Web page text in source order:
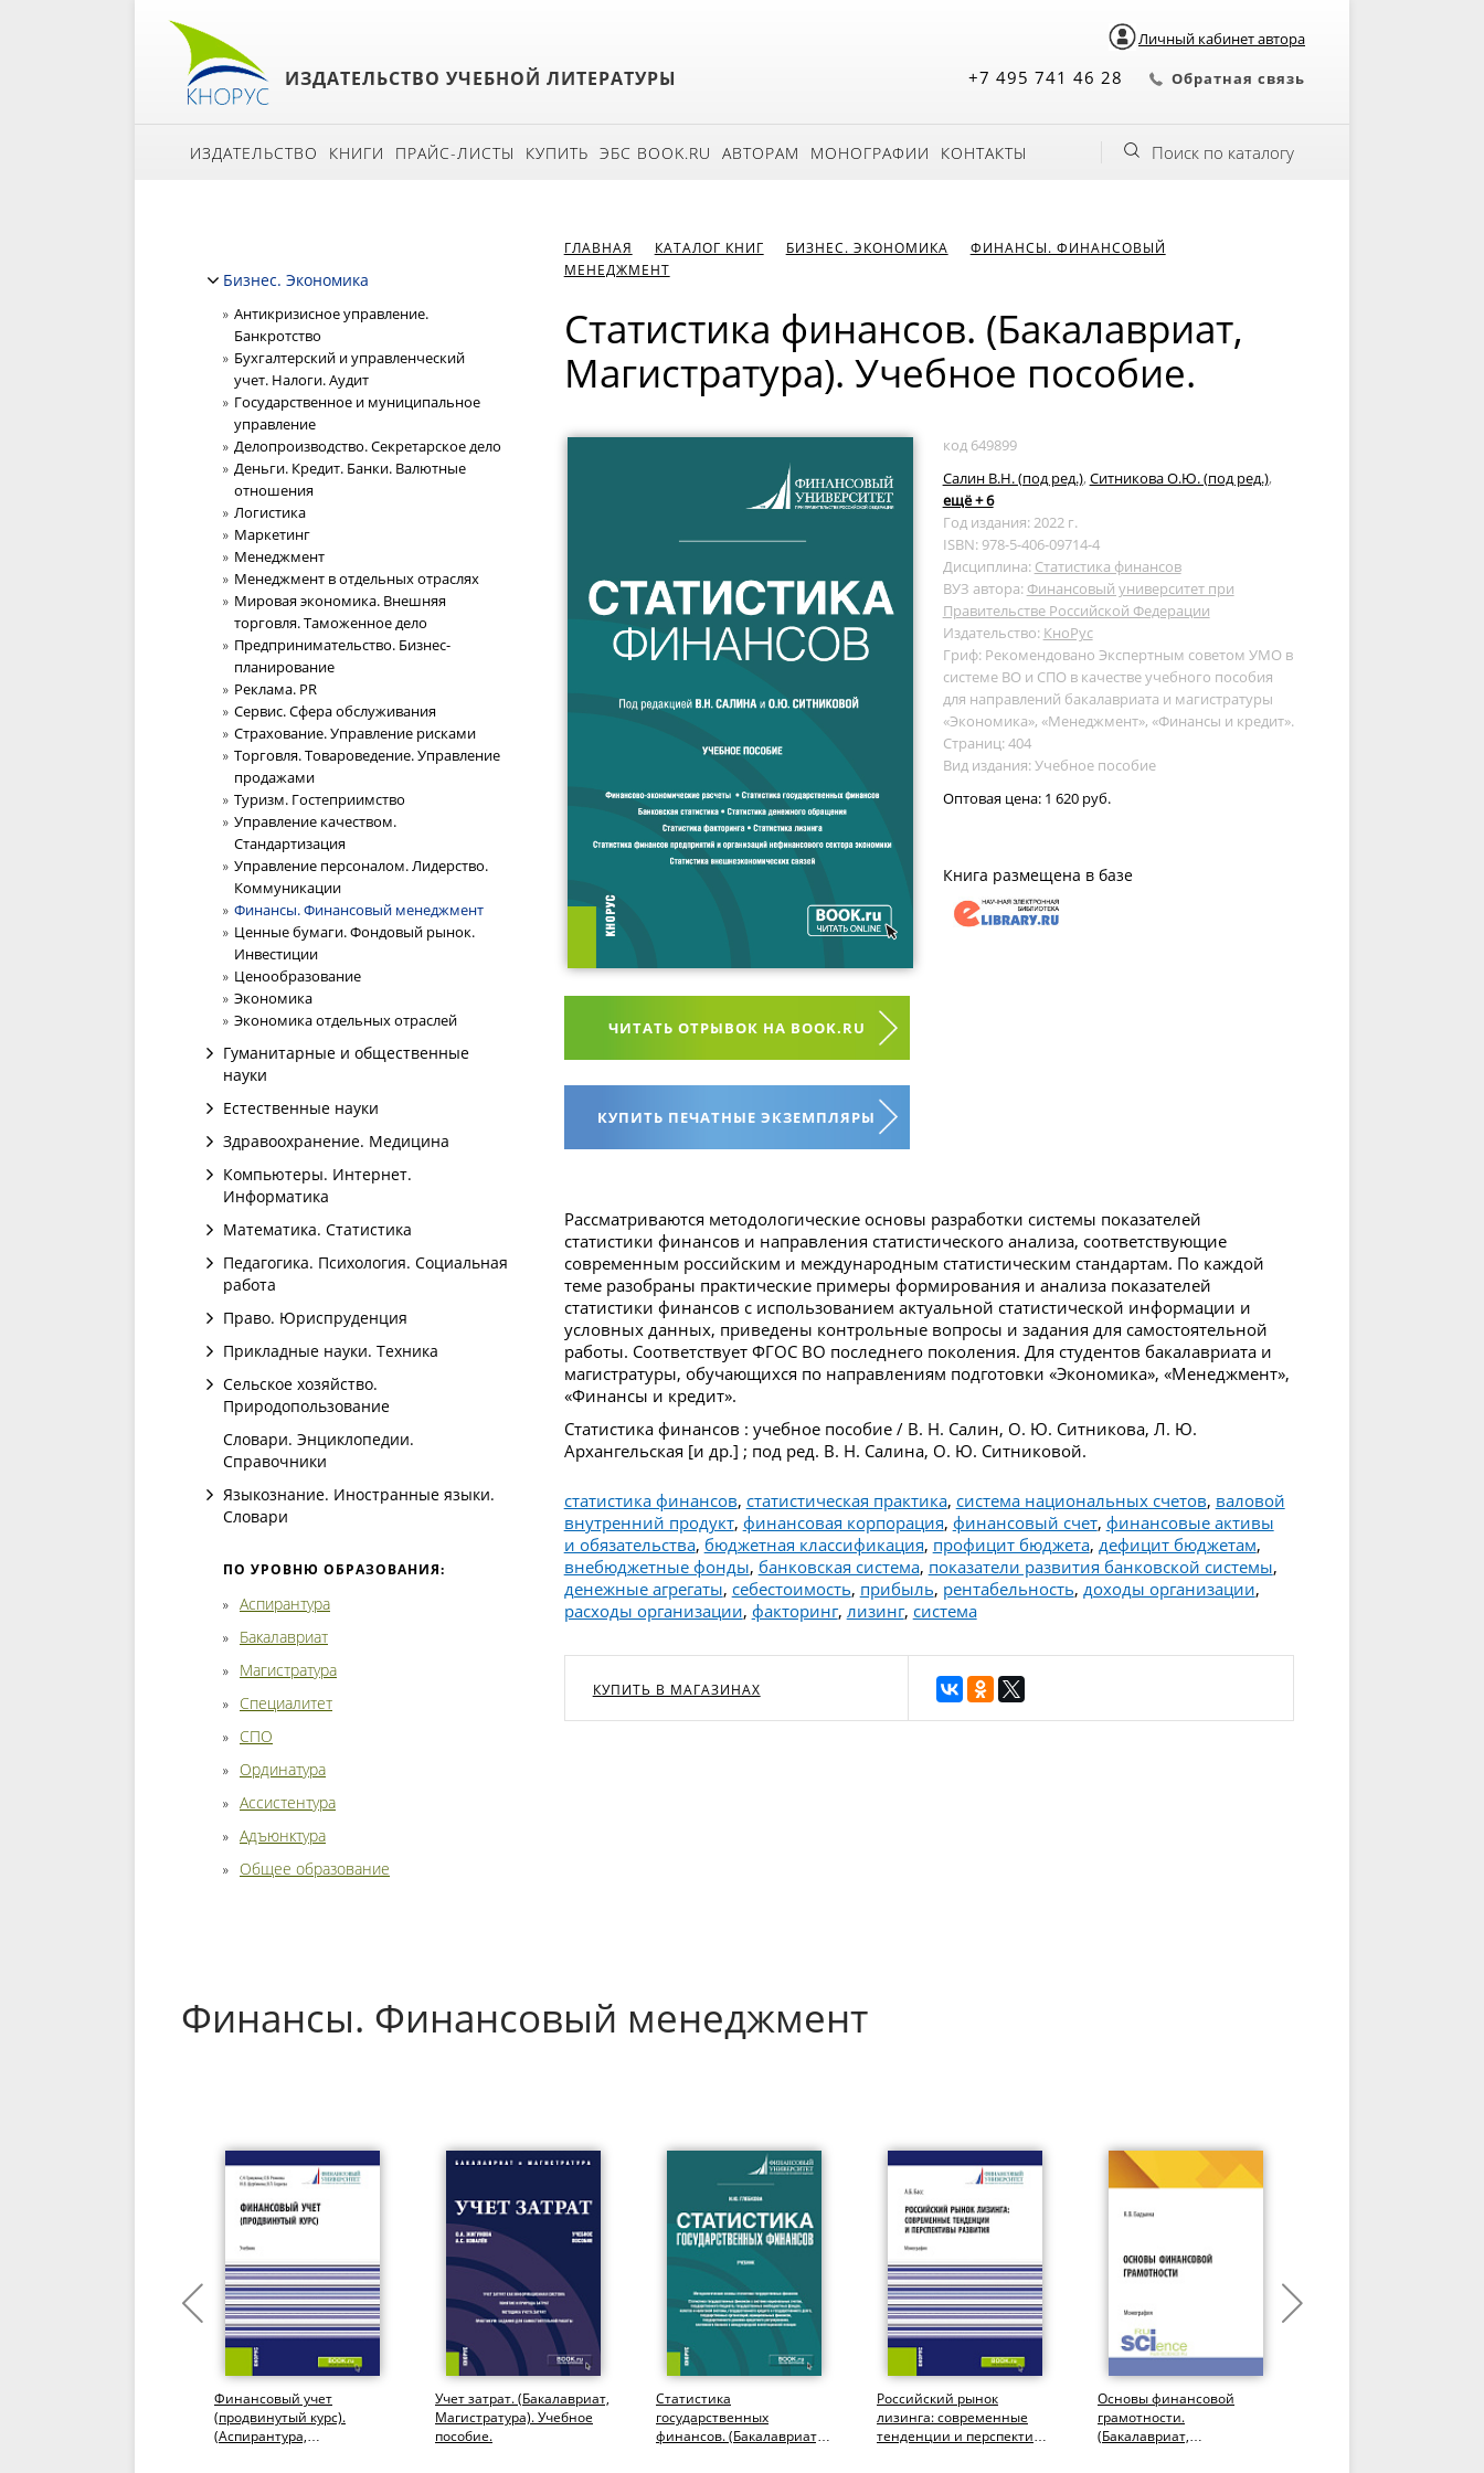
Личный кабинет автора
ИЗДАТЕЛЬСТВО УЧЕБНОЙ ЛИТЕРАТУРЫ +7 495 741 46 28 Обратная связь
ИЗДАТЕЛЬСТВО КНИГИ ПРАЙС-ЛИСТЫ КУПИТЬ ЭБС BOOK.RU АВТОРАМ МОНОГРАФИИ КОНТАКТЫ Поиск по каталогу
Бизнес. Экономика
Антикризисное управление.
Банкротство
Бухгалтерский и управленческий
учет. Налоги. Аудит
Государственное и муниципальное
управление
Делопроизводство. Секретарское дело
Деньги. Кредит. Банки. Валютные
отношения
Логистика
Маркетинг
Менеджмент
Менеджмент в отдельных отраслях
Мировая экономика. Внешняя
торговля. Таможенное дело
Предпринимательство. Бизнес-
планирование
Реклама. PR
Сервис. Сфера обслуживания
Страхование. Управление рисками
Торговля. Товароведение. Управление
продажами
Туризм. Гостеприимство
Управление качеством.
Стандартизация
Управление персоналом. Лидерство.
Коммуникации
Финансы. Финансовый менеджмент
Ценные бумаги. Фондовый рынок.
Инвестиции
Ценообразование
Экономика
Экономика отдельных отраслей
Гуманитарные и общественные
науки
Естественные науки
Здравоохранение. Медицина
Компьютеры. Интернет.
Информатика
Математика. Статистика
Педагогика. Психология. Социальная
работа
Право. Юриспруденция
Прикладные науки. Техника
Сельское хозяйство.
Природопользование
Словари. Энциклопедии.
Справочники
Языкознание. Иностранные языки.
Словари
ПО УРОВНЮ ОБРАЗОВАНИЯ:
Аспирантура
Бакалавриат
Магистратура
Специалитет
СПО
Ординатура
Ассистентура
Адъюнктура
Общее образование
ГЛАВНАЯ КАТАЛОГ КНИГ БИЗНЕС. ЭКОНОМИКА
ФИНАНСЫ. ФИНАНСОВЫЙ
МЕНЕДЖМЕНТ
Статистика финансов. (Бакалавриат,
Магистратура). Учебное пособие.
ЧИТАТЬ ОТРЫВОК НА BOOK.RU
КУПИТЬ ПЕЧАТНЫЕ ЭКЗЕМПЛЯРЫ
код 649899
Салин В.Н. (под ред.), Ситникова О.Ю. (под ред.),
ещё + 6
Год издания: 2022 г.
ISBN: 978-5-406-09714-4
Дисциплина: Статистика финансов
ВУЗ автора: Финансовый университет при
Правительстве Российской Федерации
Издательство: КноРус
Гриф: Рекомендовано Экспертным советом УМО в
системе ВО и СПО в качестве учебного пособия
для направлений бакалавриата и магистратуры
«Экономика», «Менеджмент», «Финансы и кредит».
Страниц: 404
Вид издания: Учебное пособие
Оптовая цена: 1 620 руб.
Книга размещена в базе
Рассматриваются методологические основы разработки системы показателей
статистики финансов и направления статистического анализа, соответствующие
современным российским и международным статистическим стандартам. По каждой
теме разобраны практические примеры формирования и анализа показателей
статистики финансов с использованием актуальной статистической информации и
условных данных, приведены контрольные вопросы и задания для самостоятельной
работы. Соответствует ФГОС ВО последнего поколения. Для студентов бакалавриата и
магистратуры, обучающихся по направлениям подготовки «Экономика», «Менеджмент»,
«Финансы и кредит».
Статистика финансов : учебное пособие / В. Н. Салин, О. Ю. Ситникова, Л. Ю.
Архангельская [и др.] ; под ред. В. Н. Салина, О. Ю. Ситниковой.
статистика финансов, статистическая практика, система национальных счетов, валовой
внутренний продукт, финансовая корпорация, финансовый счет, финансовые активы
и обязательства, бюджетная классификация, профицит бюджета, дефицит бюджетам,
внебюджетные фонды, банковская система, показатели развития банковской системы,
денежные агрегаты, себестоимость, прибыль, рентабельность, доходы организации,
расходы организации, факторинг, лизинг, система
КУПИТЬ В МАГАЗИНАХ
Финансы. Финансовый менеджмент
Финансовый учет
(продвинутый курс).
(Аспирантура,
Учет затрат. (Бакалавриат,
Магистратура). Учебное
пособие.
Статистика
государственных
финансов. (Бакалавриат,
Российский рынок
лизинга: современные
тенденции и перспективы
Основы финансовой
грамотности.
(Бакалавриат,